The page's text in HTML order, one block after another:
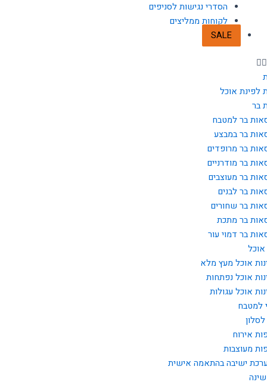
הסדרי נגישות לסניפים
לקוחות ממליצים
SALE
לפינת אוכל
בר
בר למטבח
בר במבצע
בר מרופדים
בר מודרניים
בר מעוצבים
בר לבנים
בר שחורים
בר מתכת
בר דמוי עור
אוכל
אוכל מעץ מלא
אוכל נפתחות
אוכל עגולות
למטבח
אירוח
מעוצבות
ישיבה בהתאמה אישית